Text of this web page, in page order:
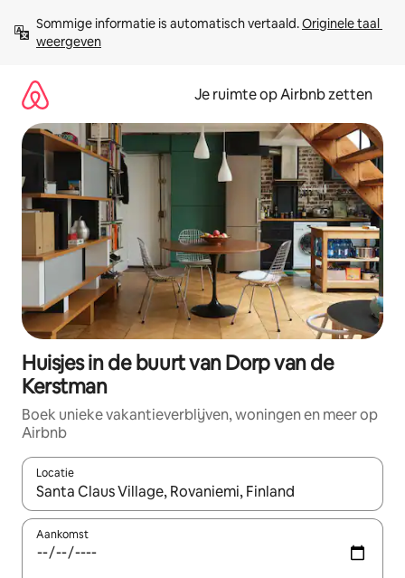
direct
naar
Sommige informatie is automatisch vertaald. Originele taal
weergeven
Je ruimte op Airbnb zetten
Huisjes in de buurt van Dorp van de
Kerstman
Boek unieke vakantieverblijven, woningen en meer op
Airbnb
Locatie
Wanneer er suggesties beschikbaar zijn, maak je een keuze
Aankomst